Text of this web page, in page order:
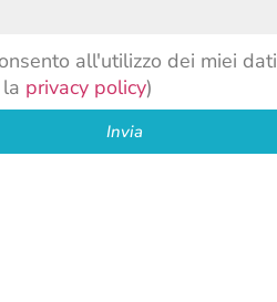
all'utilizzo dei miei dati
privacy policy)
Invia